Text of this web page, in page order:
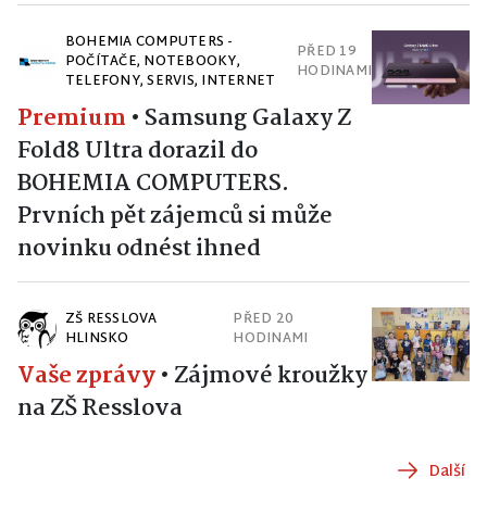
BOHEMIA COMPUTERS -
POČÍTAČE, NOTEBOOKY,
TELEFONY, SERVIS, INTERNET
PŘED 19
HODINAMI
Premium • Samsung Galaxy Z
Fold8 Ultra dorazil do
BOHEMIA COMPUTERS.
Prvních pět zájemců si může
novinku odnést ihned
ZŠ RESSLOVA
HLINSKO
PŘED 20
HODINAMI
Vaše zprávy• Zájmové kroužky
na ZŠ Resslova
Další